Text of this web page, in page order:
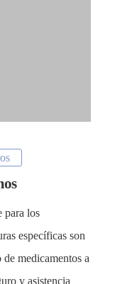
para los
específicas son
medicamentos a
y asistencia